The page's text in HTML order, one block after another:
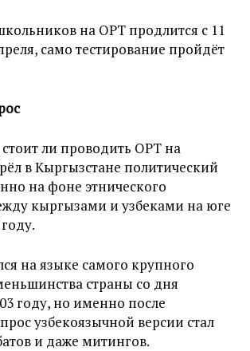
на ОРТ продлится с 11
само тестирование пройдёт
ли проводить ОРТ на
в Кыргызстане политический
на фоне этнического
кыргызами и узбеками на юге
на языке самого крупного
страны со дня
году, но именно после
узбекоязычной версии стал
и даже митингов.